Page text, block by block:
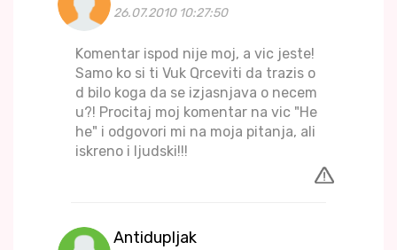
26.07.2010 10:27:50
Komentar ispod nije moj, a vic jeste!
Samo ko si ti Vuk Qrceviti da trazis o
d bilo koga da se izjasnjava o necem
u?! Procitaj moj komentar na vic "He
he" i odgovori mi na moja pitanja, ali
iskreno i ljudski!!!
Antidupljak